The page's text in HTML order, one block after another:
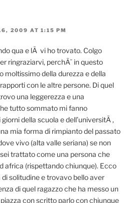
2009 AT 1:15 PM
qua e lÃ vi ho trovato. Colgo
ringraziarvi, perchÃ¨ in questo
moltissimo della durezza e della
con le altre persone. Di quel
una leggerezza e una
tutto sommato mi fanno
della scuola e dell’universitÃ ,
mia forma di rimpianto del passato
vivo (alta valle seriana) se non
trattato come una persona che
africa (rispettando chiunque). Ecco
di solitudine e trovavo bello aver
di quel ragazzo che ha messo un
con scritto parlo con chiunque